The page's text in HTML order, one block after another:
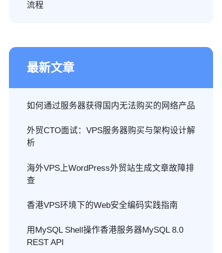
流程
最新文章
如何通过服务器获得国内无法购买的网络产品
外贸CTO面试：VPS服务器购买与架构设计解
析
海外VPS上WordPress外贸站生成文章故障排
查
香港VPS环境下的Web安全编码实践指南
用MySQL Shell操作香港服务器MySQL 8.0
REST API